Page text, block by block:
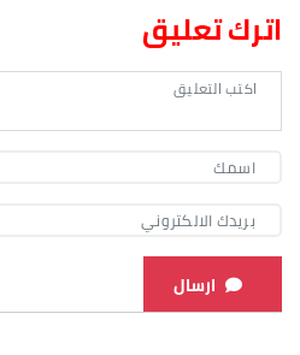
اترك تعليق
ارسال